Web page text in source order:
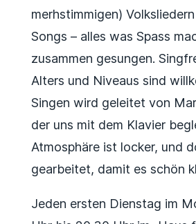
merhstimmigen)
Songs – alles was Spass
zusammen gesungen.
Alters und Niveaus sind
Singen wird geleitet von
der uns mit dem Klavier
Atmosphäre ist locker, und
gearbeitet, damit es schön
Jeden ersten Dienstag im